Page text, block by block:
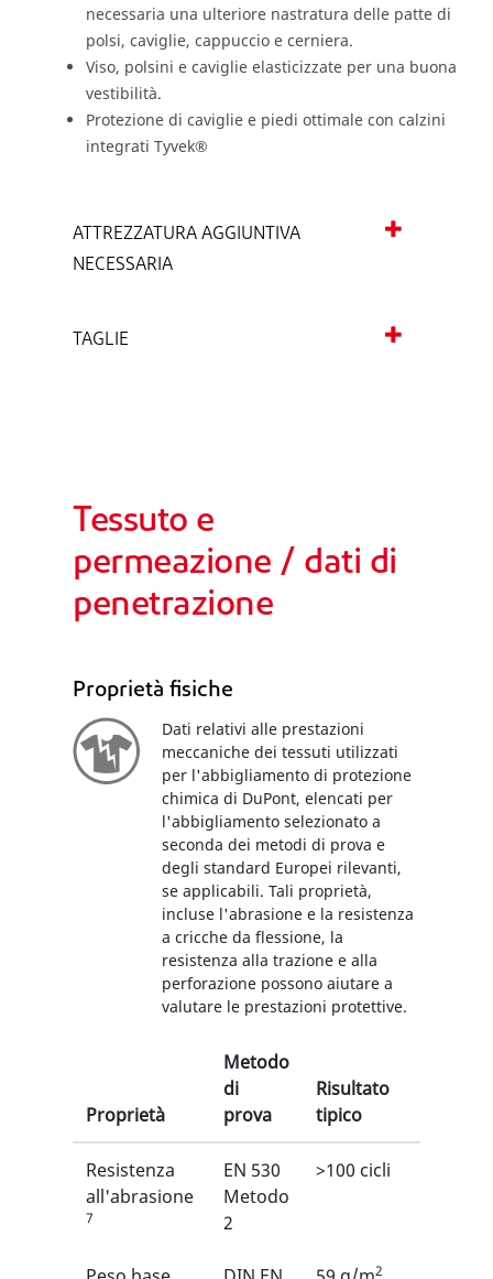
necessaria una ulteriore nastratura delle patte di
polsi, caviglie, cappuccio e cerniera.
Viso, polsini e caviglie elasticizzate per una buona
vestibilità.
Protezione di caviglie e piedi ottimale con calzini
integrati Tyvek®
ATTREZZATURA AGGIUNTIVA
NECESSARIA
TAGLIE
Tessuto e
permeazione / dati di
penetrazione
Proprietà fisiche
Dati relativi alle prestazioni
meccaniche dei tessuti utilizzati
per l'abbigliamento di protezione
chimica di DuPont, elencati per
l'abbigliamento selezionato a
seconda dei metodi di prova e
degli standard Europei rilevanti,
se applicabili. Tali proprietà,
incluse l'abrasione e la resistenza
a cricche da flessione, la
resistenza alla trazione e alla
perforazione possono aiutare a
valutare le prestazioni protettive.
Proprietà
Metodo
di
prova
Risultato
tipico
Resistenza
all'abrasione
7
EN 530
Metodo
2
>100 cicli
2